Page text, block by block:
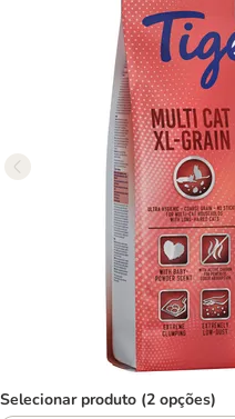
Selecionar produto (2 opções)